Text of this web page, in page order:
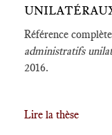
Référence
administratifs
2016.
Lire la thèse